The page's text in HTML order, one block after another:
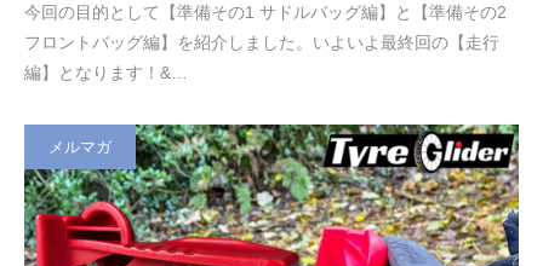
今回の目的として【準備その1 サドルバッグ編】と【準備その2
フロントバッグ編】を紹介しました。いよいよ最終回の【走行
編】となります！&…
メルマガ